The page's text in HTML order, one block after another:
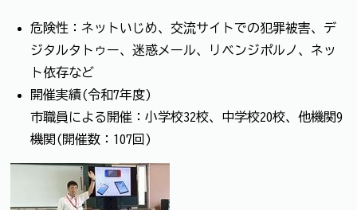
危険性：ネットいじめ、交流サイトでの犯罪被害、デ
ジタルタトゥー、迷惑メール、リベンジポルノ、ネッ
ト依存など
開催実績(令和7年度)
市職員による開催：小学校32校、中学校20校、他機関9
機関(開催数：107回)